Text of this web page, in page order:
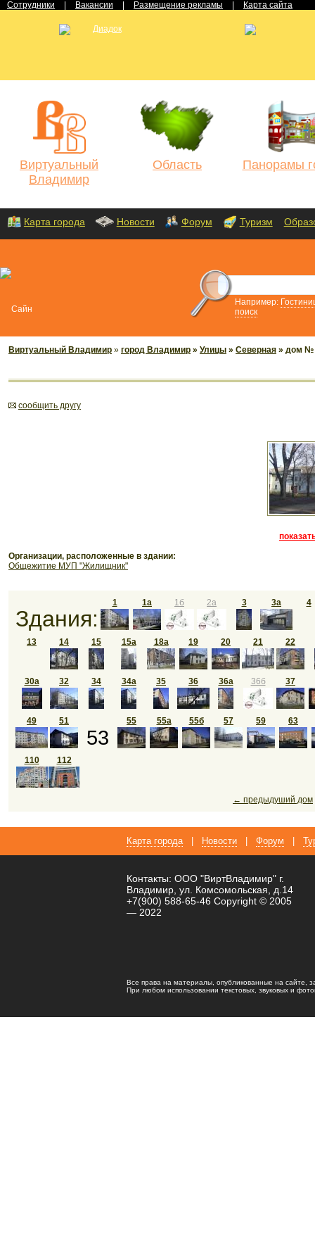
Сотрудники Вакансии Размещение рекламы Карта сайта
Виртуальный
Владимир
Область Панорамы
Карта города Новости Форум Туризм
Например:
поиск
Виртуальный Владимир » город Владимир » Улицы » Северная » дом №
cообщить другу
Организации, расположенные в здании:
Общежитие МУП "Жилищник"
Здания:
1 1а 1б 2а 3 3а 4
13 14 15 15а 18а 19 20 21 22
30а 32 34 34а 35 36 36а 36б 37
49 51
53
55 55а 55б 57 59 63
110 112
← предыдуший дом
Карта города Новости Форум
Контакты: ООО "ВиртВладимир" г.
Владимир, ул. Комсомольская, д.14
+7(900) 588-65-46 Copyright © 2005
— 2022
Все права на материалы, опубликованные на сайте,
При любом использовании текстовых, звуковых и